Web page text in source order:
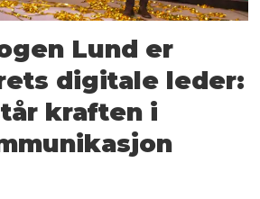
Lund er
digitale leder:
kraften i